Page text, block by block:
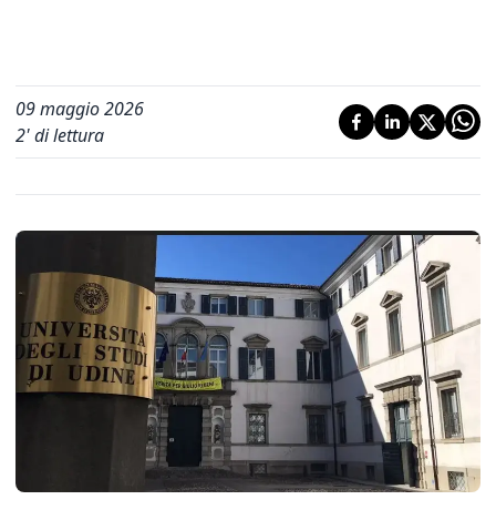
09 maggio 2026
2' di lettura